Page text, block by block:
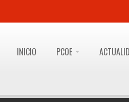
INICIO PCOE